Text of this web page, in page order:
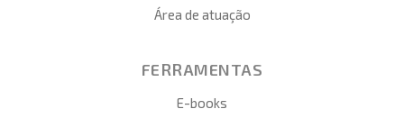
Área de atuação
FERRAMENTAS
E-books